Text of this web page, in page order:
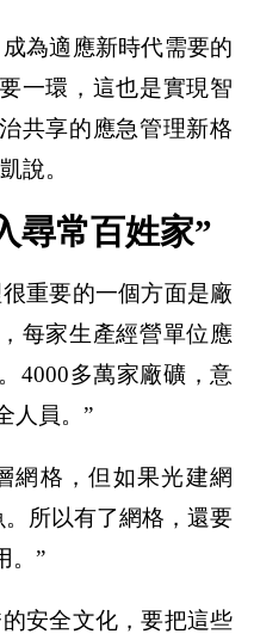
為適應新時代需要的
一環，這也是實現智
共享的應急管理新格
說。
尋常百姓家”
重要的一個方面是廠
每家生產經營單位應
4000多萬家廠礦，意
人員。”
網格，但如果光建網
。所以有了網格，還要
。”
安全文化，要把這些